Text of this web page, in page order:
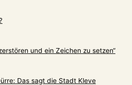
und ein Zeichen zu setzen“
Das sagt die Stadt Kleve